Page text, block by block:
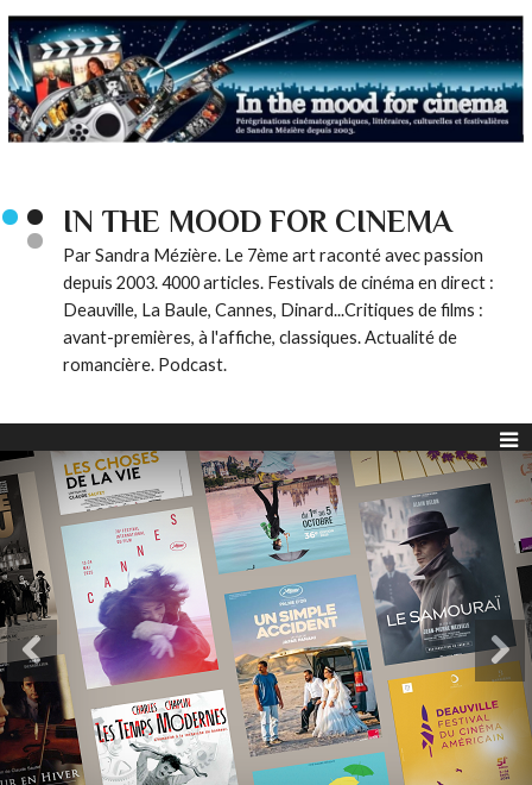
IN THE MOOD FOR CINEMA
Par Sandra Mézière. Le 7ème art raconté avec passion
depuis 2003. 4000 articles. Festivals de cinéma en direct :
Deauville, La Baule, Cannes, Dinard...Critiques de films :
avant-premières, à l'affiche, classiques. Actualité de
romancière. Podcast.